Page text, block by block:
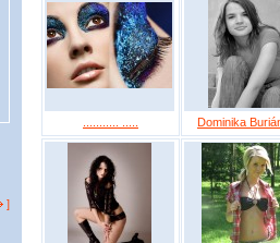
]
Dominika